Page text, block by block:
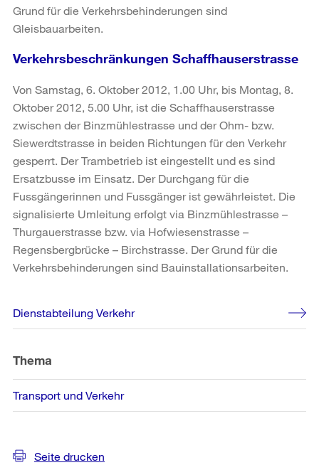
Grund für die Verkehrsbehinderungen sind
Gleisbauarbeiten.
Verkehrsbeschränkungen Schaffhauserstrasse
Von Samstag, 6. Oktober 2012, 1.00 Uhr, bis Montag, 8.
Oktober 2012, 5.00 Uhr, ist die Schaffhauserstrasse
zwischen der Binzmühlestrasse und der Ohm- bzw.
Siewerdtstrasse in beiden Richtungen für den Verkehr
gesperrt. Der Trambetrieb ist eingestellt und es sind
Ersatzbusse im Einsatz. Der Durchgang für die
Fussgängerinnen und Fussgänger ist gewährleistet. Die
signalisierte Umleitung erfolgt via Binzmühlestrasse –
Thurgauerstrasse bzw. via Hofwiesenstrasse –
Regensbergbrücke – Birchstrasse. Der Grund für die
Verkehrsbehinderungen sind Bauinstallationsarbeiten.
Weitere
Informationen
Dienstabteilung Verkehr
Thema
Transport und Verkehr
Seite drucken